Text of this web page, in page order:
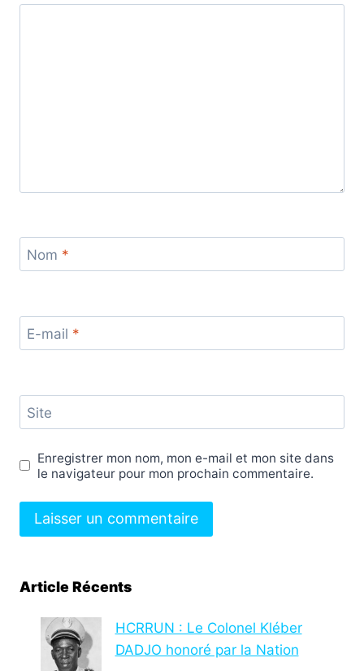
Nom *
E-mail *
Site
Enregistrer mon nom, mon e-mail et mon site dans
le navigateur pour mon prochain commentaire.
Article Récents
HCRRUN : Le Colonel Kléber
DADJO honoré par la Nation